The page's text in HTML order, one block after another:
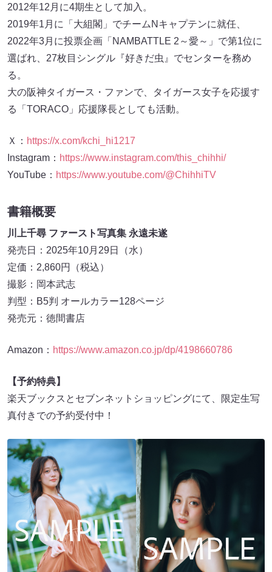
2012年12月に4期生として加入。
2019年1月に「大組閣」でチームNキャプテンに就任、
2022年3月に投票企画「NAMBATTLE 2～愛～」で第1位に
選ばれ、27枚目シングル『好きだ虫』でセンターを務め
る。
大の阪神タイガース・ファンで、タイガース女子を応援す
る「TORACO」応援隊長としても活動。
Ｘ： https://x.com/kchi_hi1217
Instagram： https://www.instagram.com/this_chihhi/
YouTube： https://www.youtube.com/@ChihhiTV
書籍概要
川上千尋 ファースト写真集 永遠未遂
発売日：2025年10月29日（水）
定価：2,860円（税込）
撮影：岡本武志
判型：B5判 オールカラー128ページ
発売元：徳間書店
Amazon： https://www.amazon.co.jp/dp/4198660786
【予約特典】
楽天ブックスとセブンネットショッピングにて、限定生写
真付きでの予約受付中！